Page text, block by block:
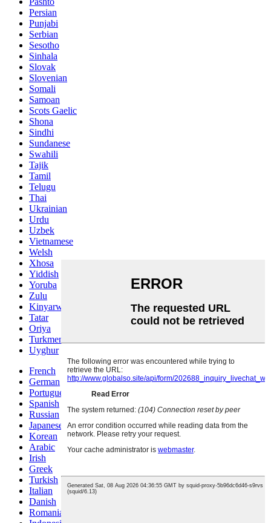
Persian
Punjabi
Serbian
Sesotho
Sinhala
Slovak
Slovenian
Somali
Samoan
Scots Gaelic
Shona
Sindhi
Sundanese
Swahili
Tajik
Tamil
Telugu
Thai
Ukrainian
Urdu
Uzbek
Vietnamese
Welsh
Xhosa
Yiddish
Yoruba
Zulu
Kinyarwanda
Tatar
Oriya
Turkmen
Uyghur
French
German
Portuguese
Spanish
Russian
Japanese
Korean
Arabic
Irish
Greek
Turkish
Italian
Danish
Romanian